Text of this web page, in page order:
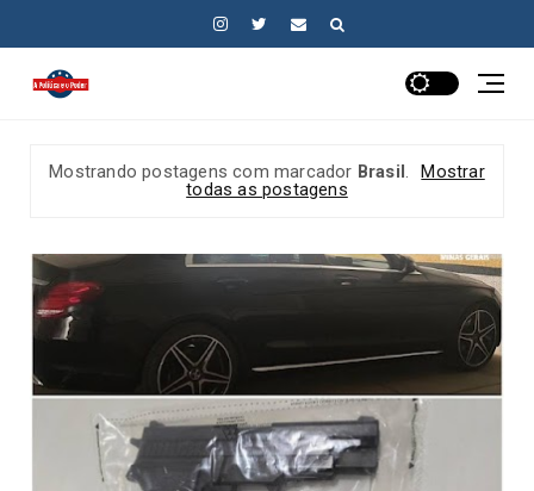
Mostrando postagens com marcador Brasil.
Mostrar
todas as postagens